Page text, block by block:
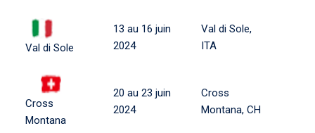
Val di Sole
13 au 16 juin
2024
Val di Sole,
ITA
Cross
Montana
20 au 23 juin
2024
Cross
Montana, CH